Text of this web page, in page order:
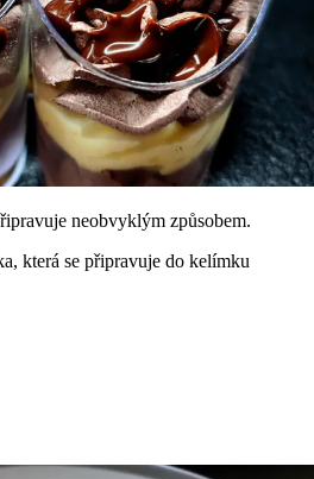
neobvyklým způsobem.
která se připravuje do kelímku